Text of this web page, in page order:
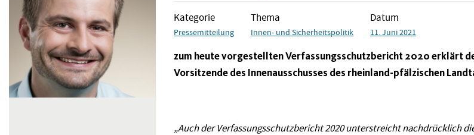
Kategorie
Pressemitteilung
Thema
Innen- und Sicherheitspolitik
Datum
11. Juni 2021
zum heute vorgestellten Verfassungsschutzbericht 2020 erklärt
Vorsitzende des Innenausschusses des rheinland-pfälzischen
„Auch der Verfassungsschutzbericht 2020 unterstreicht nachdrücklich